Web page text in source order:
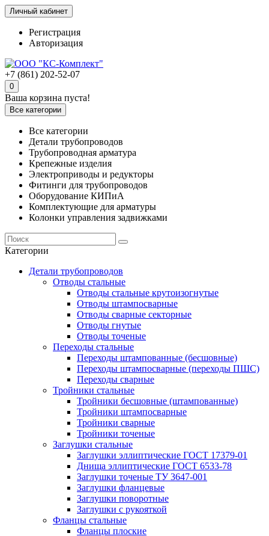
Личный кабинет
Регистрация
Авторизация
+7 (861) 202-52-07
0
Ваша корзина пуста!
Все категории
Все категории
Детали трубопроводов
Трубопроводная арматура
Крепежные изделия
Электроприводы и редукторы
Фитинги для трубопроводов
Оборудование КИПиА
Комплектующие для арматуры
Колонки управления задвижками
Категории
Детали трубопроводов
Отводы стальные
Отводы стальные крутоизогнутые
Отводы штампосварные
Отводы сварные секторные
Отводы гнутые
Отводы точеные
Переходы стальные
Переходы штампованные (бесшовные)
Переходы штампосварные (переходы ПШС)
Переходы сварные
Тройники стальные
Тройники бесшовные (штампованные)
Тройники штампосварные
Тройники сварные
Тройники точеные
Заглушки стальные
Заглушки эллиптические ГОСТ 17379-01
Днища эллиптические ГОСТ 6533-78
Заглушки точеные ТУ 3647-001
Заглушки фланцевые
Заглушки поворотные
Заглушки с рукояткой
Фланцы стальные
Фланцы плоские